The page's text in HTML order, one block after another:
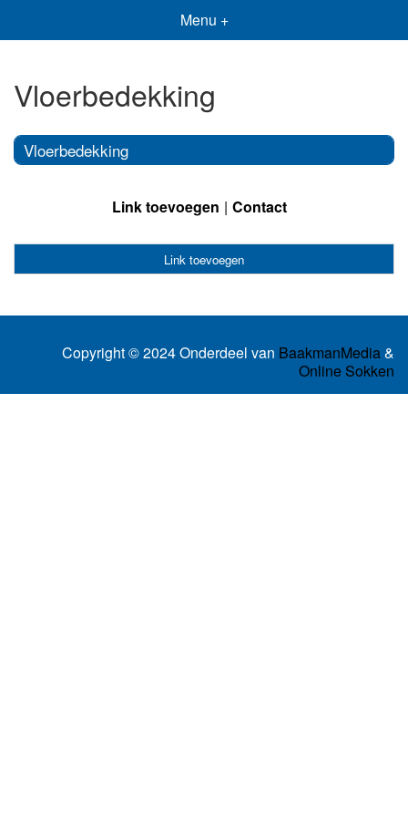
Menu +
Vloerbedekking
Vloerbedekking
Link toevoegen Contact
Link toevoegen
Copyright © 2024 Onderdeel van BaakmanMedia&
Online Sokken